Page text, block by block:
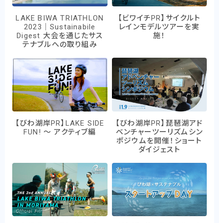
LAKE BIWA TRIATHLON
2023｜Sustainabile
Digest 大会を通じたサス
テナブルへの取り組み
【ビワイチPR】サイクルト
レインモデルツアーを実
施！
【びわ湖岸PR】LAKE SIDE
FUN! ～ アクティブ編
【びわ湖岸PR】琵琶湖アド
ベンチャーツーリズムシン
ポジウムを開催！ショート
ダイジェスト